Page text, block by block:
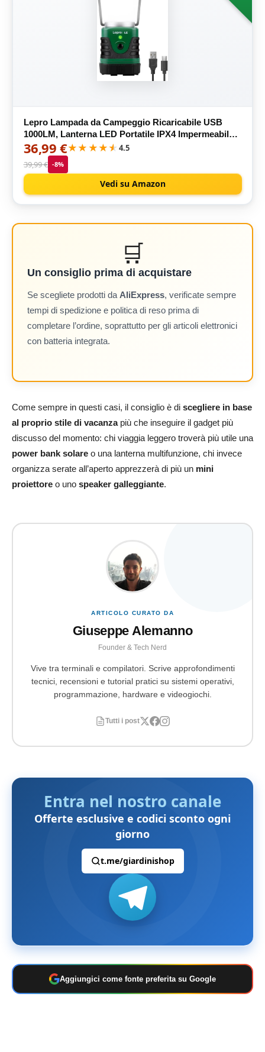
Lepro Lampada da Campeggio Ricaricabile USB
1000LM, Lanterna LED Portatile IPX4 Impermeabile
con Power Bank, Fino a 12 Ore di Autonomia, 4
Modalità Dimmerabili per Tenda, Pesca Notturna,
Emergenze
36,99 €★★★★★
★★★★★ 4.5
39,99 € -8%
Vedi su Amazon
🛒
Un consiglio prima di acquistare
Se scegliete prodotti da AliExpress, verificate sempre
tempi di spedizione e politica di reso prima di
completare l’ordine, soprattutto per gli articoli elettronici
con batteria integrata.
Come sempre in questi casi, il consiglio è di scegliere in base
al proprio stile di vacanzapiù che inseguire il gadget più
discusso del momento: chi viaggia leggero troverà più utile una
power bank solare o una lanterna multifunzione, chi invece
organizza serate all’aperto apprezzerà di più un mini
proiettore o uno speaker galleggiante.
ARTICOLO CURATO DA
Giuseppe Alemanno
Founder & Tech Nerd
Vive tra terminali e compilatori. Scrive approfondimenti
tecnici, recensioni e tutorial pratici su sistemi operativi,
programmazione, hardware e videogiochi.
Tutti i post
Entra nel nostro canale
Offerte esclusive e codici sconto ogni
giorno
t.me/giardinishop
Aggiungici come fonte preferita su Google